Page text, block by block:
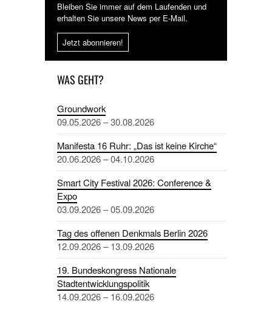
Bleiben Sie immer auf dem Laufenden und
erhalten Sie unsere News per E-Mail.
Jetzt abonnieren!
WAS GEHT?
Groundwork
09.05.2026 – 30.08.2026
Manifesta 16 Ruhr: „Das ist keine Kirche“
20.06.2026 – 04.10.2026
Smart City Festival 2026: Conference &
Expo
03.09.2026 – 05.09.2026
Tag des offenen Denkmals Berlin 2026
12.09.2026 – 13.09.2026
19. Bundeskongress Nationale
Stadtentwicklungspolitik
14.09.2026 – 16.09.2026